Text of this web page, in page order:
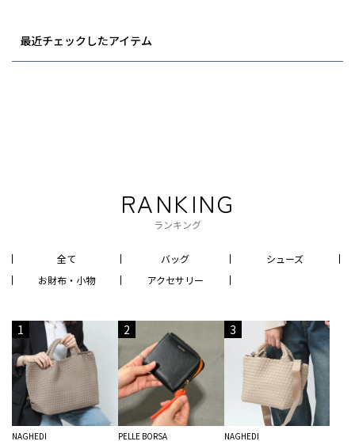
最近チェックしたアイテム
RANKING
ランキング
全て バッグ
シューズ
お財布・小物
アクセサリー
1
NAGHEDI
2
PELLE BORSA
3
NAGHEDI